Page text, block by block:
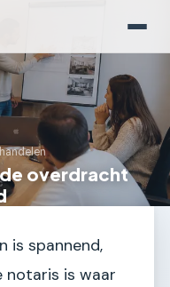
overdracht
is spannend,
notaris is waar